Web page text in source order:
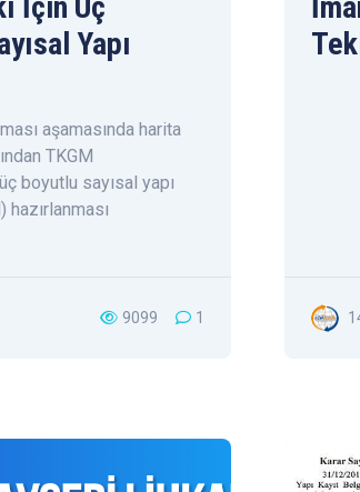
Yapı
aşamasında harita
TKGM
boyutlu sayısal yapı
9099 1